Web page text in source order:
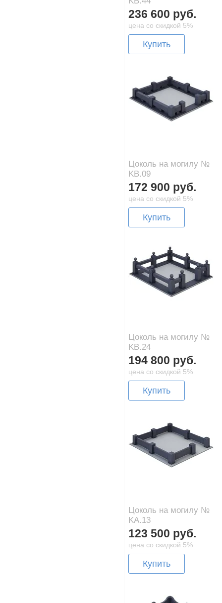
236 600 руб.
цена со скидкой 5%
Купить
Цоколь на могилу №
KB.09
172 900 руб.
цена со скидкой 5%
Купить
Цоколь на могилу №
KB.24
194 800 руб.
цена со скидкой 5%
Купить
Цоколь на могилу №
KA.13
123 500 руб.
цена со скидкой 5%
Купить